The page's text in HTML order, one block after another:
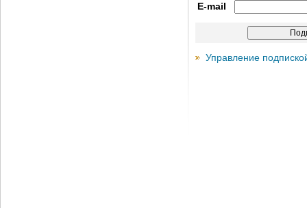
E-mail
Управление